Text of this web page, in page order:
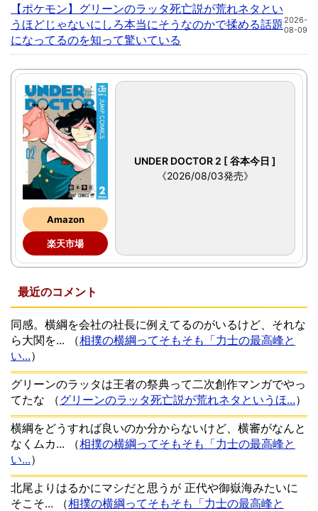
【ポケモン】グリーンのラッタ死亡説が荒れネタとい
うほどじゃないにしろ本当にそうなのかで揉める話題
になってるのを知って驚いている
2026-
08-09
Amazon
楽天市場
UNDER DOCTOR 2 [ 谷本今日 ]
《2026/08/03発売》
最近のコメント
同感。横綱を会社の社長に例えてるのがいるけど、それな
ら大関を...
（相撲の横綱ってそもそも「力士の最高峰と
い...）
グリーンのラッタは王者の祭典って二次創作マンガでやっ
てたな
（グリーンのラッタ死亡説が荒れネタというほ...）
横綱をどうすれば良いのか分からないけど、横審がなんと
なくムカ...
（相撲の横綱ってそもそも「力士の最高峰と
い...）
北尾よりはるかにマシだと思うが 正代や御嶽海みたいに
そこそ...
（相撲の横綱ってそもそも「力士の最高峰と